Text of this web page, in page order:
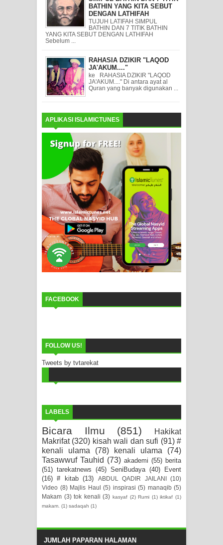
BATHIN YANG KITA SEBUT
DENGAN LATHIFAH
TUJUH LATIFAH SIMPUL
BATHIN DAN 7 TITIK BATHIN
YANG KITA SEBUT DENGAN LATHIFAH
Sebelum ...
RAHASIA DZIKIR "LAQOD
JA'AKUM...."
ke RAHASIA DZIKIR "LAQOD
JA'AKUM...." Di antara ayat al
Quran yang banyak digunakan ...
APLIKASI ISLAMICTUNES
FACEBOOK
FOLLOW US!
Tweets by tvtarekat
LABELS
Bicara Ilmu (851)
Hakikat
Makrifat (320) kisah wali dan sufi (91) #
kenali ulama
(78) kenali ulama
(74)
Tasawwuf Tauhid (73) akademi (55) berita
(51) tarekatnews (45) SeniBudaya (40)
Event
(16) # kitab (13) ABDUL QADIR JAILANI
(10)
Video (8) Majlis Haul (5) inspirasi (5) manaqib (5)
Makam (3) tok kenali (3) kasyaf (2) Rumi (1) iktikaf (1)
makam. (1) sadaqah (1)
JUMLAH PAPARAN HALAMAN